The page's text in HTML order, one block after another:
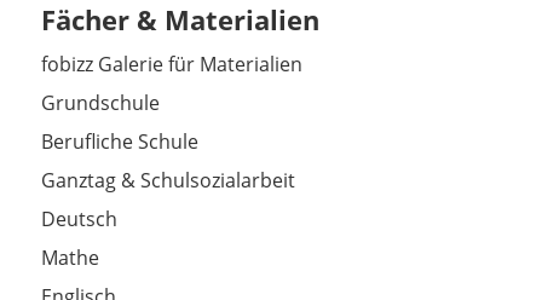
Fächer & Materialien
fobizz Galerie für Materialien
Grundschule
Berufliche Schule
Ganztag & Schulsozialarbeit
Deutsch
Mathe